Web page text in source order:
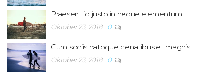
Praesent id justo in neque elementum
Oktober 23, 2018 0
Cum sociis natoque penatibus et magnis
Oktober 23, 2018 0